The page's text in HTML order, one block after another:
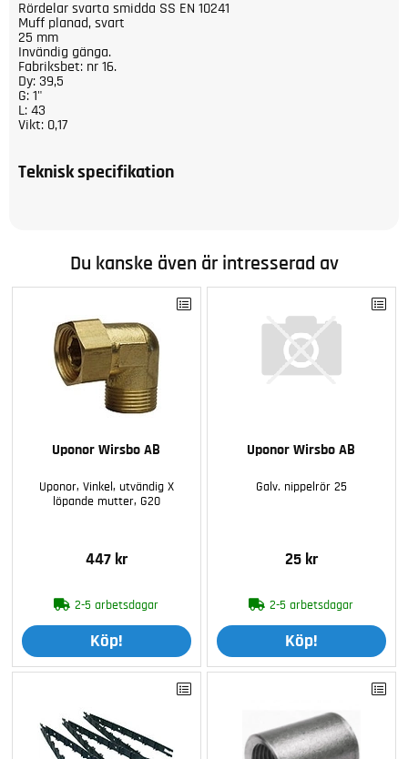
Rördelar svarta smidda SS EN 10241
Muff planad, svart
25 mm
Invändig gänga.
Fabriksbet: nr 16.
Dy: 39,5
G: 1"
L: 43
Vikt: 0,17
Teknisk specifikation
Du kanske även är intresserad av
Uponor Wirsbo AB
Uponor, Vinkel, utvändig X
löpande mutter, G20
447 kr
2-5 arbetsdagar
Köp!
Uponor Wirsbo AB
Galv. nippelrör 25
25 kr
2-5 arbetsdagar
Köp!